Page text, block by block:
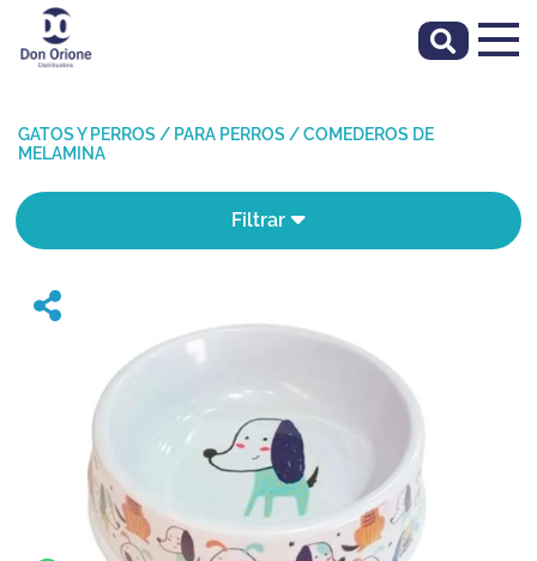
GATOS Y PERROS / PARA PERROS /COMEDEROS DE
MELAMINA
Filtrar